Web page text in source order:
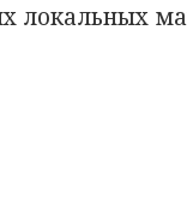
локальных